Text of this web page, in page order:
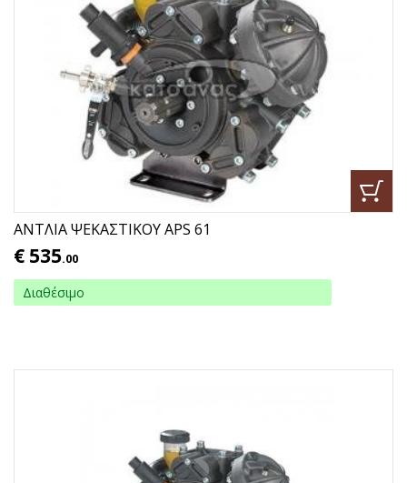
ΑΝΤΛΙΑ ΨΕΚΑΣΤΙΚΟΥ APS 61
€ 535.00
Διαθέσιμο